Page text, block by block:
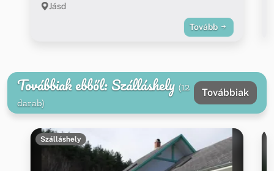
Jásd
Tovább
Továbbiak ebből: Szálláshely (12
darab)
Továbbiak
Szálláshely